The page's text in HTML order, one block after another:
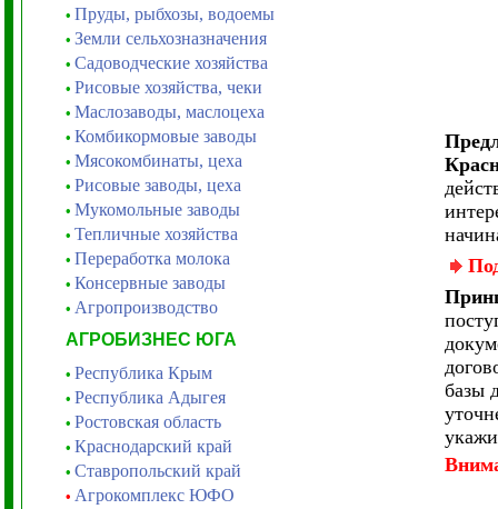
• Пруды, рыбхозы, водоемы
• Земли сельхозназначения
• Садоводческие хозяйства
• Рисовые хозяйства, чеки
• Маслозаводы, маслоцеха
• Комбикормовые заводы
• Мясокомбинаты, цеха
• Рисовые заводы, цеха
• Мукомольные заводы
• Тепличные хозяйства
• Переработка молока
• Консервные заводы
• Агропроизводство
АГРОБИЗНЕС ЮГА
• Республика Крым
• Республика Адыгея
• Ростовская область
• Краснодарский край
• Ставропольский край
• Агрокомплекс ЮФО
базы